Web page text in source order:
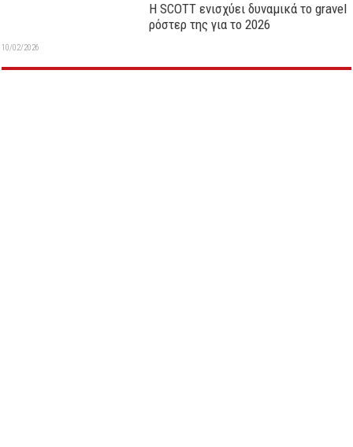
Η SCOTT ενισχύει δυναμικά το gravel
ρόστερ της για το 2026
10/02/2026